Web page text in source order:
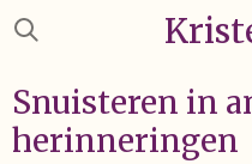
Ga
de
hoofdinhoud
Snuisteren in
herinneringen